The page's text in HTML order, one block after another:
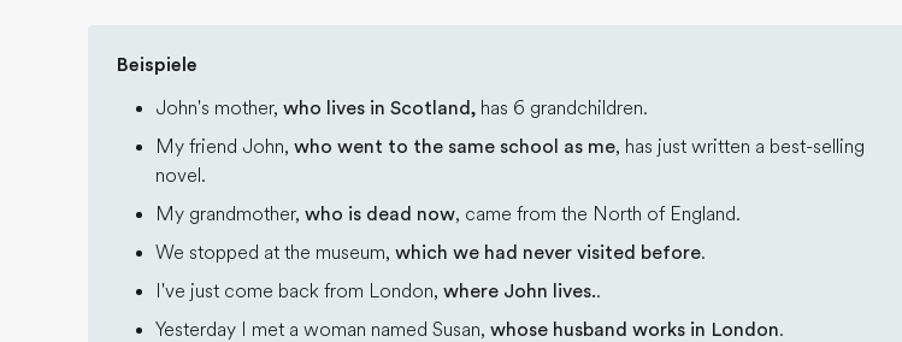
Beispiele
John's mother, who lives in Scotland, has 6 grandchildren.
My friend John, who went to the same school as me, has just written a best-selling
novel.
My grandmother, who is dead now, came from the North of England.
We stopped at the museum, which we had never visited before.
I've just come back from London, where John lives..
Yesterday I met a woman named Susan, whose husband works in London.